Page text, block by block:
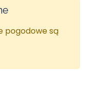
pogodowe są